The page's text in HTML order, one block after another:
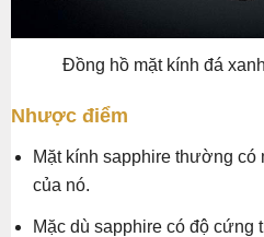
Đồng hồ mặt kính đá
Nhược điểm
Mặt kính sapphire thường có
của nó.
Mặc dù sapphire có độ cứng